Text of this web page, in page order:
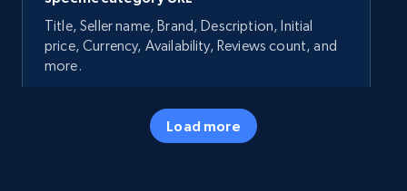
Title, Seller name, Brand, Description, Initial
price, Currency, Availability, Reviews count, and
more.
5.7K+
Load more